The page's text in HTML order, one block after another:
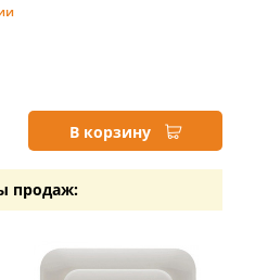
В корзину
продаж: